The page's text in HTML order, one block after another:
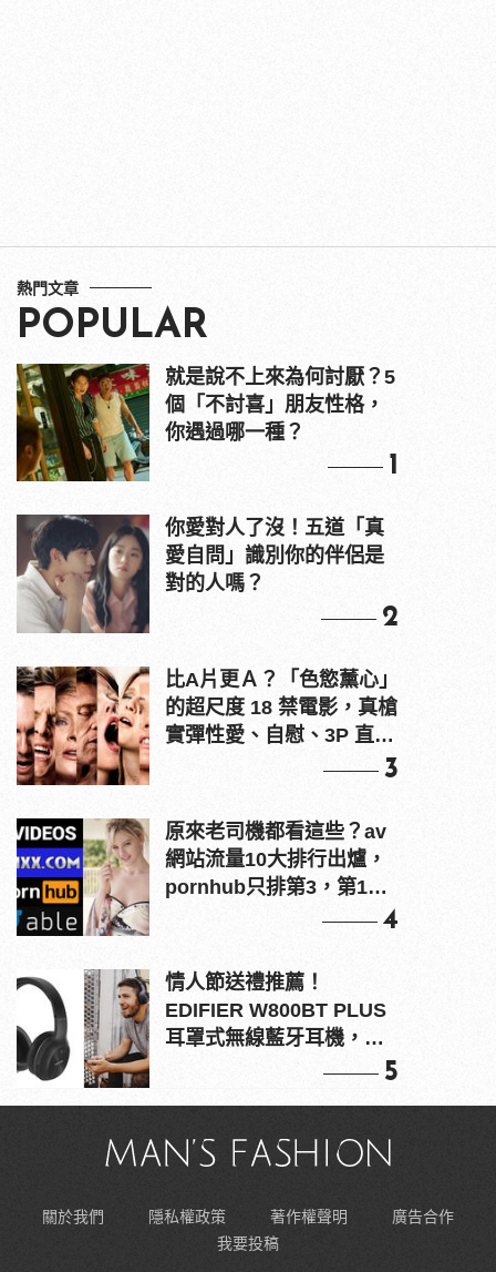
熱門文章
POPULAR
就是說不上來為何討厭？5
個「不討喜」朋友性格，
你遇過哪一種？
1
你愛對人了沒！五道「真
愛自問」識別你的伴侶是
對的人嗎？
2
比A片更Ａ？「色慾薰心」
的超尺度 18 禁電影，真槍
實彈性愛、自慰、3P 直接
3
原來老司機都看這些？av
網站流量10大排行出爐，
pornhub只排第3，第1名
4
情人節送禮推薦！
EDIFIER W800BT PLUS
耳罩式無線藍牙耳機，在
5
關於我們 隱私權政策 著作權聲明
廣告合作
我要投稿